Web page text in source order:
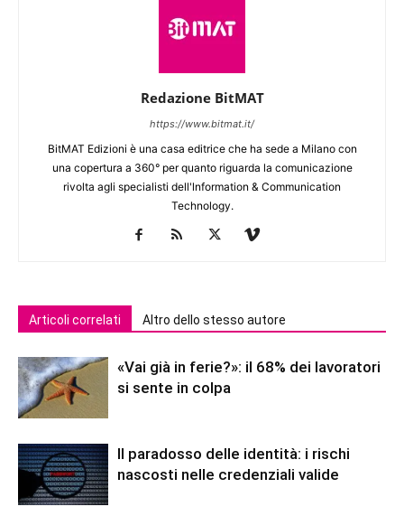
Redazione BitMAT
https://www.bitmat.it/
BitMAT Edizioni è una casa editrice che ha sede a Milano con
una copertura a 360° per quanto riguarda la comunicazione
rivolta agli specialisti dell'lnformation & Communication
Technology.
Articoli correlati Altro dello stesso autore
«Vai già in ferie?»: il 68% dei lavoratori
si sente in colpa
Il paradosso delle identità: i rischi
nascosti nelle credenziali valide